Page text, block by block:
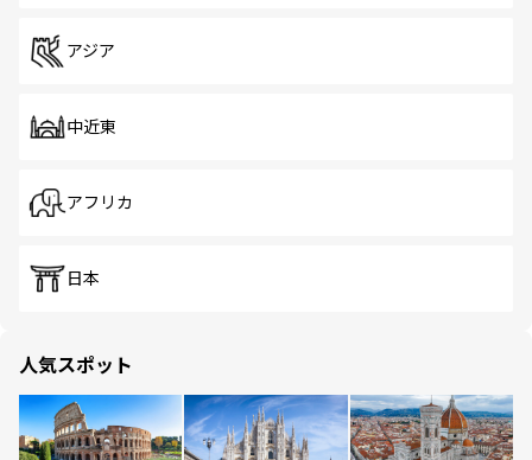
アジア
中近東
アフリカ
日本
人気スポット